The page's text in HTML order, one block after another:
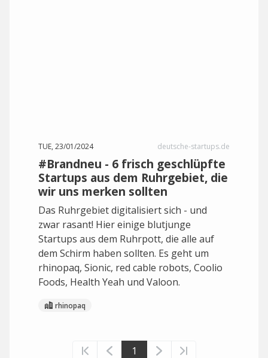
TUE, 23/01/2024 deutsche-startups.de
#Brandneu - 6 frisch geschlüpfte
Startups aus dem Ruhrgebiet, die
wir uns merken sollten
Das Ruhrgebiet digitalisiert sich - und
zwar rasant! Hier einige blutjunge
Startups aus dem Ruhrpott, die alle auf
dem Schirm haben sollten. Es geht um
rhinopaq, Sionic, red cable robots, Coolio
Foods, Health Yeah und Valoon.
rhinopaq
1